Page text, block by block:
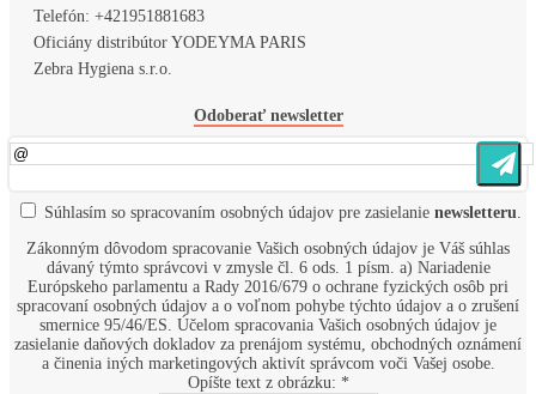
Telefón: +421951881683
Oficiány distribútor YODEYMA PARIS
Zebra Hygiena s.r.o.
Odoberať newsletter
Súhlasím so spracovaním osobných údajovpre zasielanie newsletteru.
Zákonným dôvodom spracovanie Vašich osobných údajov je Váš súhlas
dávaný týmto správcovi v zmysle čl. 6 ods. 1 písm. a) Nariadenie
Európskeho parlamentu a Rady 2016/679 o ochrane fyzických osôb pri
spracovaní osobných údajov a o voľnom pohybe týchto údajov a o zrušení
smernice 95/46/ES. Účelom spracovania Vašich osobných údajov je
zasielanie daňových dokladov za prenájom systému, obchodných oznámení
a činenia iných marketingových aktivít správcom voči Vašej osobe.
Opíšte text z obrázku: *